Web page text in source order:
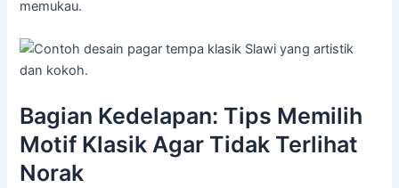
memukau.
Bagian Kedelapan: Tips Memilih
Motif Klasik Agar Tidak Terlihat
Norak